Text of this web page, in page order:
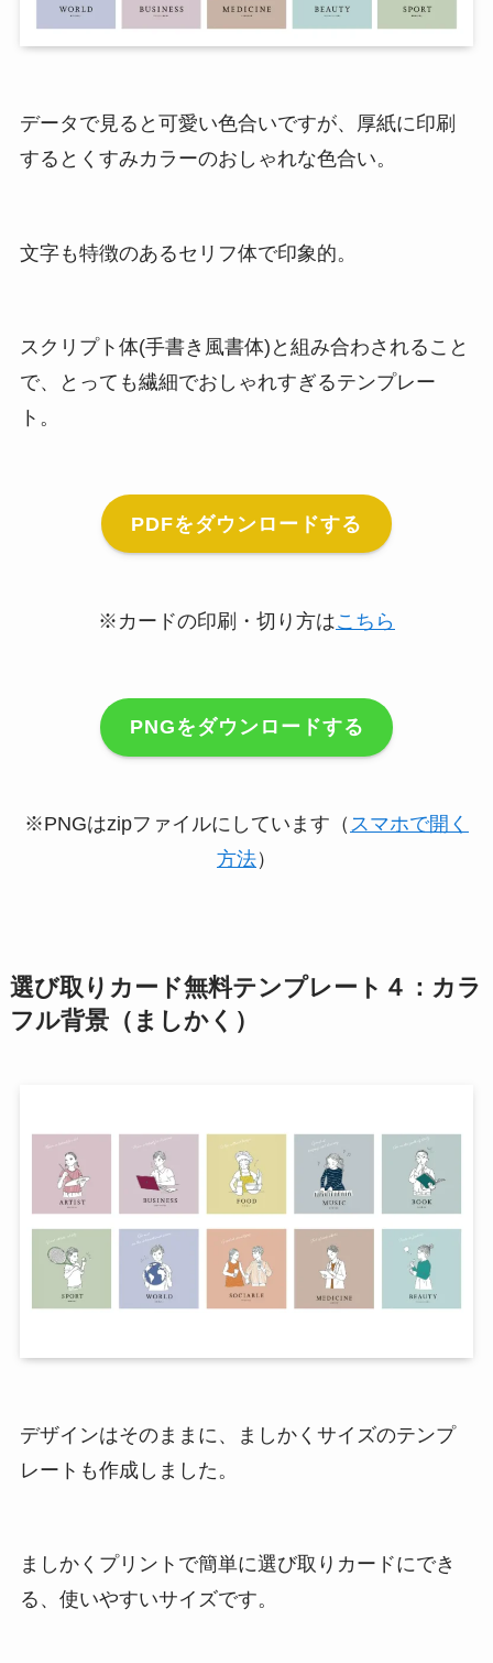
データで見ると可愛い色合いですが、厚紙に印刷
するとくすみカラーのおしゃれな色合い。
文字も特徴のあるセリフ体で印象的。
スクリプト体(手書き風書体)と組み合わされること
で、とっても繊細でおしゃれすぎるテンプレー
ト。
PDFをダウンロードする
※カードの印刷・切り方はこちら
PNGをダウンロードする
※PNGはzipファイルにしています（ スマホで開く
方法）
選び取りカード無料テンプレート４：カラ
フル背景（ましかく）
デザインはそのままに、ましかくサイズのテンプ
レートも作成しました。
ましかくプリントで簡単に選び取りカードにでき
る、使いやすいサイズです。